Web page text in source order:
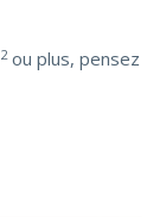
2ou plus, pensez